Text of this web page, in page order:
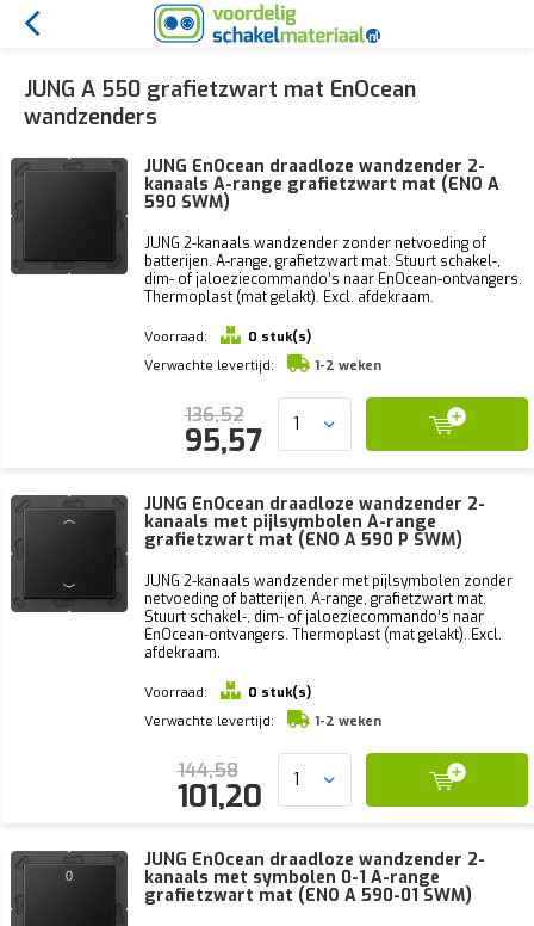
JUNG A 550 grafietzwart mat EnOcean
wandzenders
JUNG EnOcean draadloze wandzender 2-
kanaals A-range grafietzwart mat (ENO A
590 SWM)
JUNG 2-kanaals wandzender zonder netvoeding of
batterijen. A-range, grafietzwart mat. Stuurt schakel-,
dim- of jaloeziecommando’s naar EnOcean-ontvangers.
Thermoplast (mat gelakt). Excl. afdekraam.
Voorraad:
0 stuk(s)
Verwachte levertijd:
1-2 weken
136,52
95,57
JUNG EnOcean draadloze wandzender 2-
kanaals met pijlsymbolen A-range
grafietzwart mat (ENO A 590 P SWM)
JUNG 2-kanaals wandzender met pijlsymbolen zonder
netvoeding of batterijen. A-range, grafietzwart mat.
Stuurt schakel-, dim- of jaloeziecommando’s naar
EnOcean-ontvangers. Thermoplast (mat gelakt). Excl.
afdekraam.
Voorraad:
0 stuk(s)
Verwachte levertijd:
1-2 weken
144,58
101,20
JUNG EnOcean draadloze wandzender 2-
kanaals met symbolen 0-1 A-range
grafietzwart mat (ENO A 590-01 SWM)